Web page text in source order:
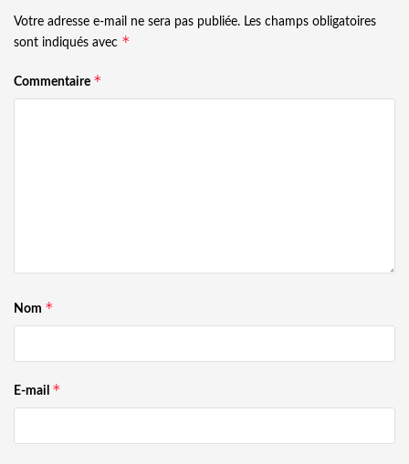
Votre adresse e-mail ne sera pas publiée. Les champs obligatoires
sont indiqués avec *
Commentaire *
Nom *
E-mail *